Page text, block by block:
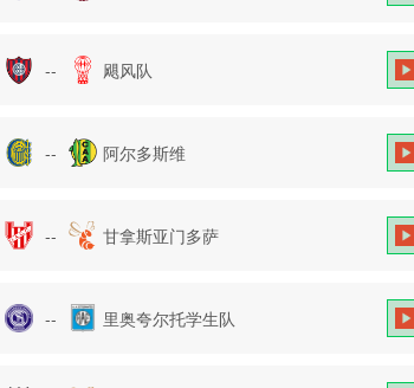
-- 飓风队
-- 阿尔多斯维
-- 甘拿斯亚门多萨
-- 里奥夸尔托学生队